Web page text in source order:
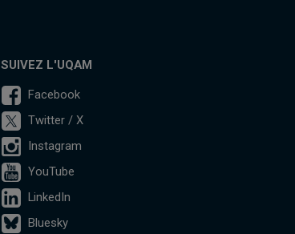
SUIVEZ L'UQAM
Facebook
Twitter / X
Instagram
YouTube
LinkedIn
Bluesky